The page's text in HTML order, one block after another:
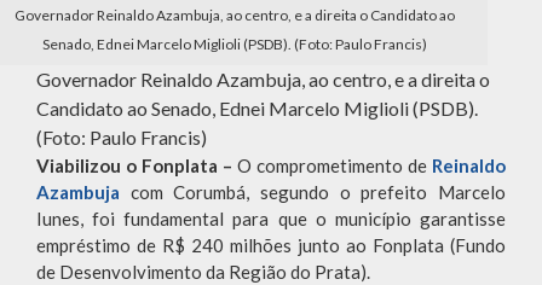
Governador Reinaldo Azambuja, ao centro, e a direita o Candidato ao
Senado, Ednei Marcelo Miglioli (PSDB). (Foto: Paulo Francis)
Governador Reinaldo Azambuja, ao centro, e a direita o
Candidato ao Senado, Ednei Marcelo Miglioli (PSDB).
(Foto: Paulo Francis)
Viabilizou o Fonplata – O comprometimento de Reinaldo
Azambuja com Corumbá, segundo o prefeito Marcelo
Iunes, foi fundamental para que o município garantisse
empréstimo de R$ 240 milhões junto ao Fonplata (Fundo
de Desenvolvimento da Região do Prata).